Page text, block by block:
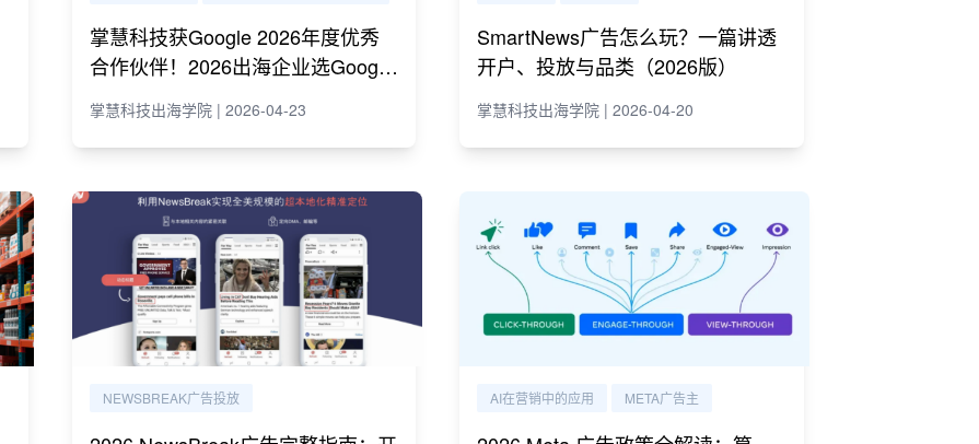
掌慧科技获Google 2026年度优秀
合作伙伴！2026出海企业选Google
掌慧科技出海学院 | 2026-04-23
SmartNews广告怎么玩？一篇讲透
开户、投放与品类（2026版）
掌慧科技出海学院 | 2026-04-20
NEWSBREAK广告投放 AI在营销中的应用 META广告主